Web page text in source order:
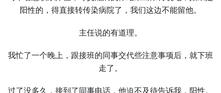
阳性的，得直接转传染病院了，我们这边不能留他。
主任说的有道理。
我忙了一个晚上，跟接班的同事交代些注意事项后，就下班
走了。
过了没多久，接到了同事电话，他迫不及待告诉我，阳性。